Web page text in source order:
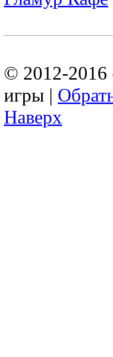
© 2012-2016
игры |
Наверх